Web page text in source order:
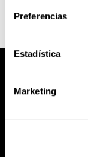
Preferencias
Estadística
Marketing